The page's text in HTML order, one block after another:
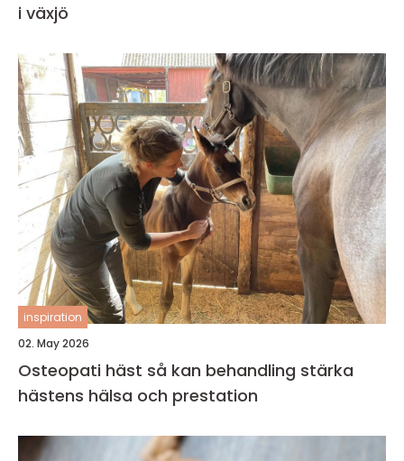
i växjö
inspiration
02. May 2026
Osteopati häst så kan behandling stärka
hästens hälsa och prestation